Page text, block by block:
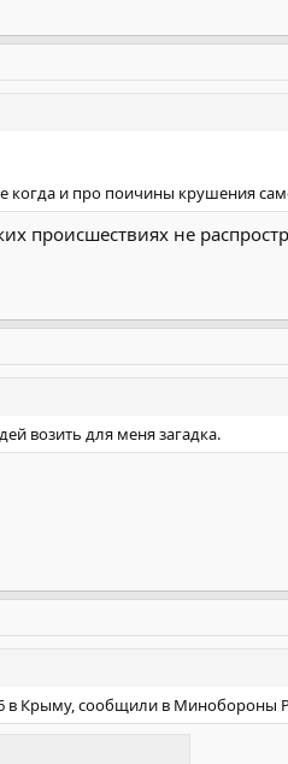
и про поичины крушения
происшествиях не
возить для меня загадка.
в Крыму, сообщили в Минобороны